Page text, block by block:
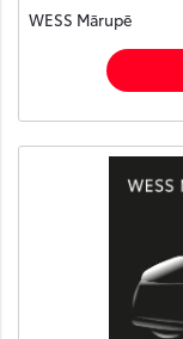
WESS Mārupē